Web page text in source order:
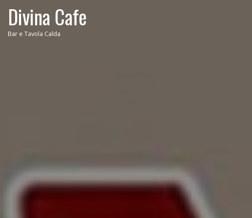
Divina Cafe
Bar e Tavola Calda